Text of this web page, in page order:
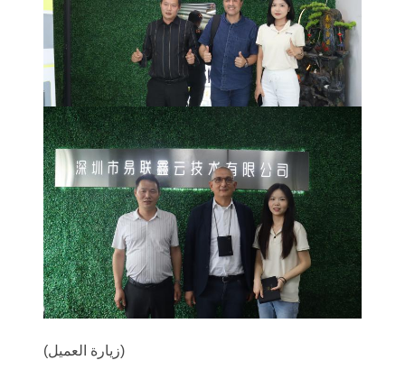
(زيارة العميل)